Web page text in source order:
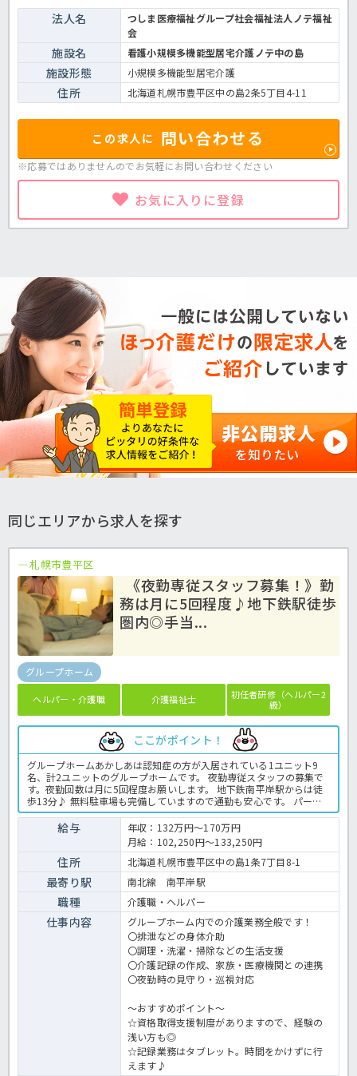
法人名
つしま医療福祉グループ社会福祉法人ノテ福祉
会
施設名 看護小規模多機能型居宅介護ノテ中の島
施設形態 小規模多機能型居宅介護
住所 北海道札幌市豊平区中の島2条5丁目4-11
この求人に 問い合わせる
※応募ではありませんのでお気軽にお問い合わせください
お気に入りに登録
同じエリアから求人を探す
札幌市豊平区
《夜勤専従スタッフ募集！》勤
務は月に5回程度♪地下鉄駅徒歩
圏内◎手当...
グループホーム
ヘルパー・介護職 介護福祉士
初任者研修（ヘルパー2
級）
ここがポイント！
グループホームあかしあは認知症の方が入居されている1ユニット9
名、計2ユニットのグループホームです。 夜勤専従スタッフの募集で
す。夜勤回数は月に5回程度お願いします。 地下鉄南平岸駅からは徒
歩13分♪ 無料駐車場も完備していますので通勤も安心です。 パート
職員ですが、処遇改善手当や家族手当、資格手当など手当類の充実も
魅力です！ 月に5回ほどの勤務となりますので、ご家庭との両立やご
自身の都合に合わせた働き方をしていただけます♪ ご興味をお持ちで
したらお気軽にほっ介護までお問い合わせくださいね。 グループホー
ムでの介護業務全般です。 ＜介護職 パート グループホームの求人
給与
年収：132万円～170万円
月給：102,250円～133,250円
住所 北海道札幌市豊平区中の島1条7丁目8-1
最寄り駅 南北線 南平岸駅
職種 介護職・ヘルパー
仕事内容
グループホーム内での介護業務全般です！
〇排泄などの身体介助
〇調理・洗濯・掃除などの生活支援
〇介護記録の作成、家族・医療機関との連携
〇夜勤時の見守り・巡視対応
～おすすめポイント～
☆資格取得支援制度がありますので、経験の
浅い方も◎
☆記録業務はタブレット。時間をかけずに行
えます♪